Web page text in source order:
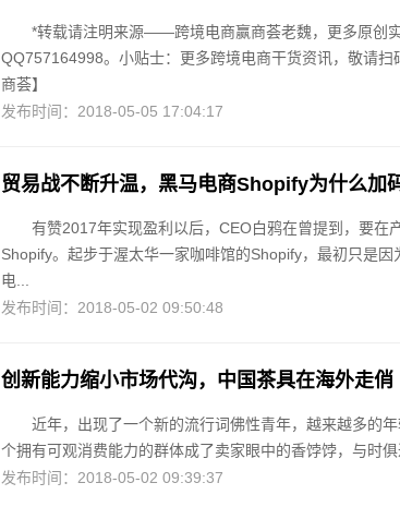
*转载请注明来源——跨境电商赢商荟老魏，更多原创
QQ757164998。小贴士：更多跨境电商干货资讯，敬请
商荟】
发布时间：2018-05-05 17:04:17
贸易战不断升温，黑马电商Shopify为什么加
有赞2017年实现盈利以后，CEO白鸦在曾提到，要在
Shopify。起步于渥太华一家咖啡馆的Shopify，最初只是
电...
发布时间：2018-05-02 09:50:48
创新能力缩小市场代沟，中国茶具在海外走俏
近年，出现了一个新的流行词佛性青年，越来越多的
个拥有可观消费能力的群体成了卖家眼中的香饽饽，与时俱
发布时间：2018-05-02 09:39:37